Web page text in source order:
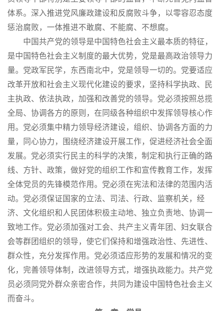
体系。深入推进党风廉政建设和反腐败斗争，以零容忍态度
惩治腐败，一体推进不敢腐、不能腐、不想腐。
中国共产党的领导是中国特色社会主义最本质的特征，
是中国特色社会主义制度的最大优势，党是最高政治领导力
量。党政军民学，东西南北中，党是领导一切的。党要适应
改革开放和社会主义现代化建设的要求，坚持科学执政、民
主执政、依法执政，加强和改善党的领导。党必须按照总揽
全局、协调各方的原则，在同级各种组织中发挥领导核心作
用。党必须集中精力领导经济建设，组织、协调各方面的力
量，同心协力，围绕经济建设开展工作，促进经济社会全面
发展。党必须实行民主的科学的决策，制定和执行正确的路
线、方针、政策，做好党的组织工作和宣传教育工作，发挥
全体党员的先锋模范作用。党必须在宪法和法律的范围内活
动。党必须保证国家的立法、司法、行政、监察机关，经
济、文化组织和人民团体积极主动地、独立负责地、协调一
致地工作。党必须加强对工会、共产主义青年团、妇女联合
会等群团组织的领导，使它们保持和增强政治性、先进性、
群众性，充分发挥作用。党必须适应形势的发展和情况的变
化，完善领导体制，改进领导方式，增强执政能力。共产党
员必须同党外群众亲密合作，共同为建设中国特色社会主义
而奋斗。